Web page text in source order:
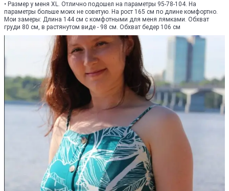
• Размер у меня XL. Отлично подошел на параметры 95-78-104. На
параметры больше моих не советую. На рост 165 см по длине комфортно.
Мои замеры: Длина 144 см с комфотными для меня лямками. Обхват
груди 80 см, в растянутом виде - 98 см. Обхват бедер 106 см